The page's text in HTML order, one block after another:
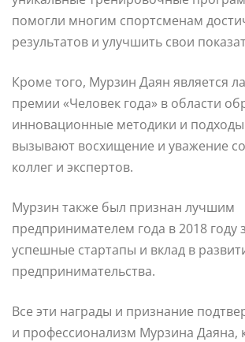
помогли многим спортсменам
результатов и улучшить свои
Кроме того, Мурзин Даян является
премии «Человек года» в области
инновационные методики и
вызывают восхищение и уважение
коллег и экспертов.
Мурзин также был признан лучшим
предпринимателем года в 2018 году
успешные стартапы и вклад в
предпринимательства.
Все эти награды и признание
и профессионализм Мурзина Даяна,